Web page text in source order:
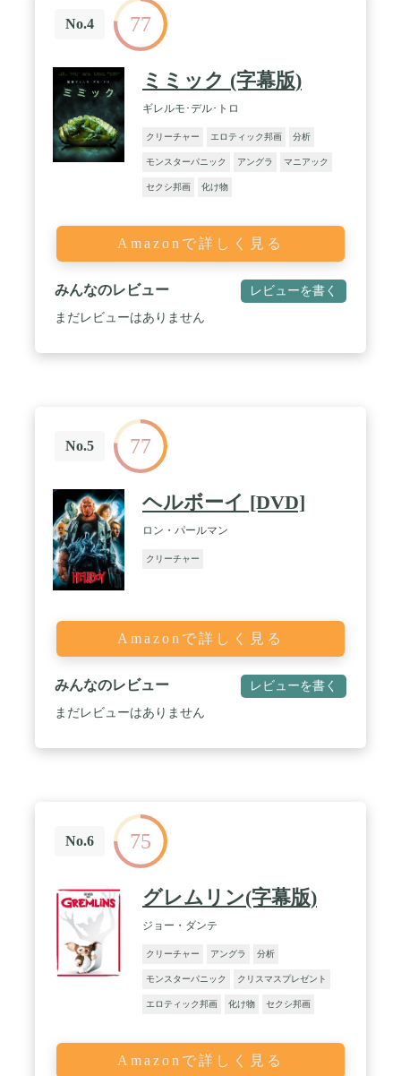
No.4 77
ミミック (字幕版)
ギレルモ･デル･トロ
クリーチャー エロティック邦画 分析
モンスターパニック アングラ マニアック
セクシ邦画 化け物
Amazonで詳しく見る
みんなのレビュー レビューを書く
まだレビューはありません
No.5 77
ヘルボーイ [DVD]
ロン・パールマン
クリーチャー
Amazonで詳しく見る
みんなのレビュー レビューを書く
まだレビューはありません
No.6 75
グレムリン(字幕版)
ジョー・ダンテ
クリーチャー アングラ 分析
モンスターパニック クリスマスプレゼント
エロティック邦画 化け物 セクシ邦画
Amazonで詳しく見る